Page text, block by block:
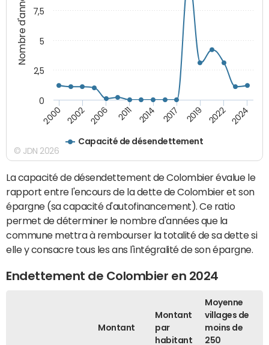
Nombre d'années
Capacité de désendettement
2000 2002 2006 2011 2014 2017 2019 2022 2024
0
2,5
5
7,5
© JDN 2026
La capacité de désendettement de Colombier évalue le
rapport entre l'encours de la dette de Colombier et son
épargne (sa capacité d'autofinancement). Ce ratio
permet de déterminer le nombre d'années que la
commune mettra à rembourser la totalité de sa dette si
elle y consacre tous les ans l'intégralité de son épargne.
Endettement de Colombier en 2024
Montant
Montant
par
habitant
Moyenne
villages de
moins de
250